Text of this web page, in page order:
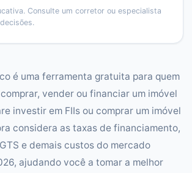
Consulte um corretor ou especialista
é uma ferramenta gratuita para quem
vender ou financiar um imóvel
investir em FIIs ou comprar um imóvel
considera as taxas de financiamento,
e demais custos do mercado
ajudando você a tomar a melhor